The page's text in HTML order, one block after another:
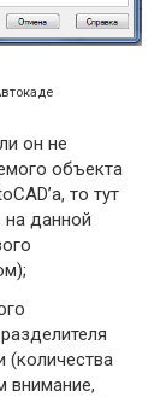
он не
объекта
то тут
на данной
(количества
внимание,